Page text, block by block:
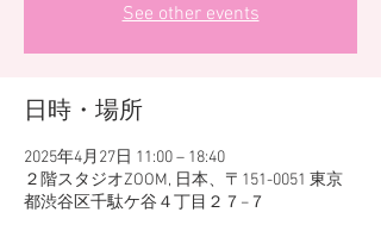
See other events
日時・場所
2025年4月27日 11:00 – 18:40
２階スタジオZOOM, 日本、〒151-0051 東京
都渋谷区千駄ケ谷４丁目２７−７